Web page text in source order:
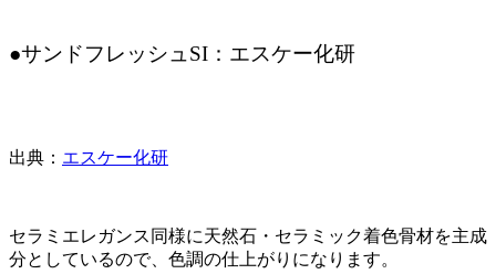
●サンドフレッシュSI：エスケー化研
出典： エスケー化研
セラミエレガンス同様に天然石・セラミック着色骨材を主成
分としているので、色調の仕上がりになります。